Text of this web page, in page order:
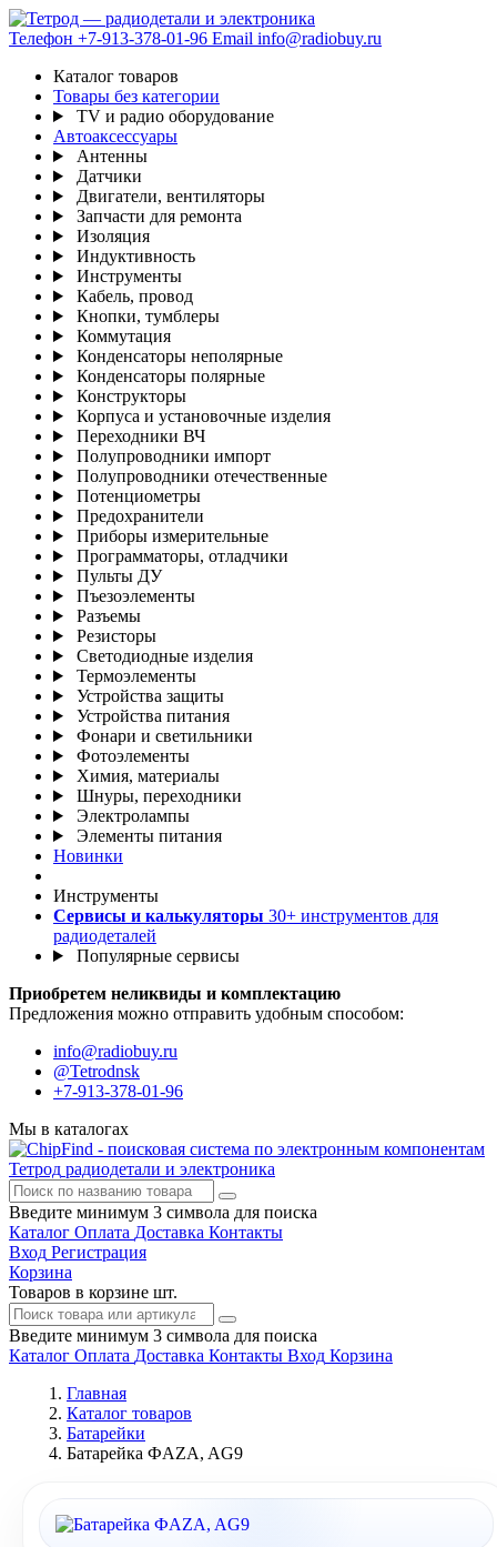
Телефон +7-913-378-01-96 Email info@radiobuy.ru
Каталог товаров
Товары без категории
TV и радио оборудование
Автоаксессуары
Антенны
Датчики
Двигатели, вентиляторы
Запчасти для ремонта
Изоляция
Индуктивность
Инструменты
Кабель, провод
Кнопки, тумблеры
Коммутация
Конденсаторы неполярные
Конденсаторы полярные
Конструкторы
Корпуса и установочные изделия
Переходники ВЧ
Полупроводники импорт
Полупроводники отечественные
Потенциометры
Предохранители
Приборы измерительные
Программаторы, отладчики
Пульты ДУ
Пъезоэлементы
Разъемы
Резисторы
Светодиодные изделия
Термоэлементы
Устройства защиты
Устройства питания
Фонари и светильники
Фотоэлементы
Химия, материалы
Шнуры, переходники
Электролампы
Элементы питания
Новинки
Инструменты
Сервисы и калькуляторы 30+ инструментов для
радиодеталей
Популярные сервисы
Приобретем неликвиды и комплектацию
Предложения можно отправить удобным способом:
info@radiobuy.ru
@Tetrodnsk
+7-913-378-01-96
Мы в каталогах
Тетрод радиодетали и электроника
Введите минимум 3 символа для поиска
Каталог Оплата Доставка Контакты
Вход Регистрация
Корзина
Товаров в корзине шт.
Введите минимум 3 символа для поиска
Каталог Оплата Доставка Контакты Вход Корзина
Главная
Каталог товаров
Батарейки
Батарейка ФAZA, AG9